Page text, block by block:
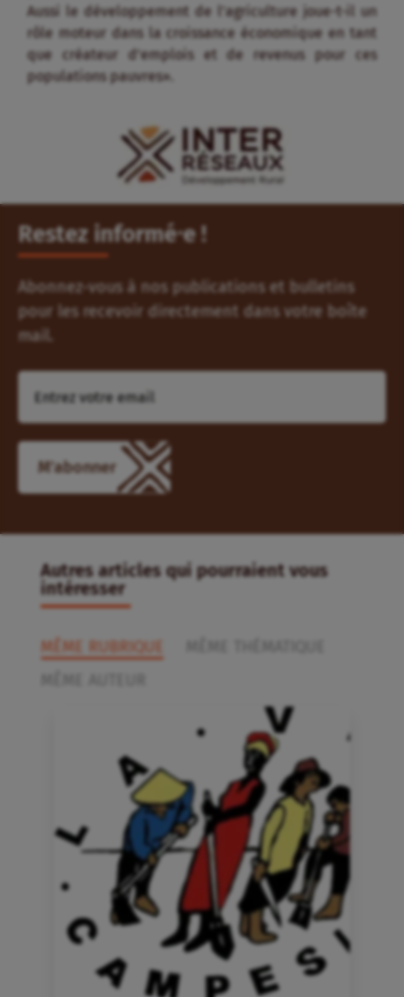
Aussi le développement de l’agriculture joue-t-il un
rôle moteur dans la croissance économique en tant
que créateur d’emplois et de revenus pour ces
populations pauvres».
Restez informé⸱e !
Abonnez-vous à nos publications et bulletins
pour les recevoir directement dans votre boîte
mail.
Autres articles qui pourraient vous
intéresser
MÊME RUBRIQUE